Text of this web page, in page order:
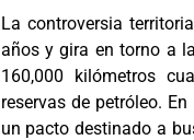
La controversia
años y gira en torno a
160,000 kilómetros
reservas de petróleo.
un pacto destinado a